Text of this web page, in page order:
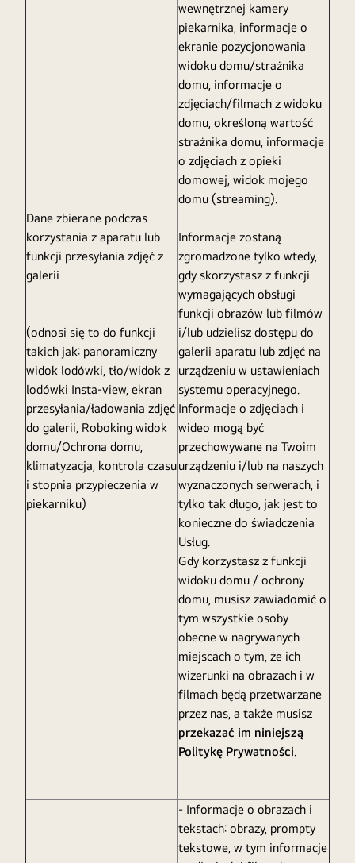
Dane zbierane podczas
korzystania z aparatu lub
funkcji przesyłania zdjęć z
galerii
(odnosi się to do funkcji
takich jak: panoramiczny
widok lodówki, tło/widok z
lodówki Insta-view, ekran
przesyłania/ładowania zdjęć
do galerii, Roboking widok
domu/Ochrona domu,
klimatyzacja, kontrola czasu
i stopnia przypieczenia w
piekarniku)
wewnętrznej kamery
piekarnika, informacje o
ekranie pozycjonowania
widoku domu/strażnika
domu, informacje o
zdjęciach/filmach z widoku
domu, określoną wartość
strażnika domu, informacje
o zdjęciach z opieki
domowej, widok mojego
domu (streaming).
Informacje zostaną
zgromadzone tylko wtedy,
gdy skorzystasz z funkcji
wymagających obsługi
funkcji obrazów lub filmów
i/lub udzielisz dostępu do
galerii aparatu lub zdjęć na
urządzeniu w ustawieniach
systemu operacyjnego.
Informacje o zdjęciach i
wideo mogą być
przechowywane na Twoim
urządzeniu i/lub na naszych
wyznaczonych serwerach, i
tylko tak długo, jak jest to
konieczne do świadczenia
Usług.
Gdy korzystasz z funkcji
widoku domu / ochrony
domu, musisz zawiadomić o
tym wszystkie osoby
obecne w nagrywanych
miejscach o tym, że ich
wizerunki na obrazach i w
filmach będą przetwarzane
przez nas, a także musisz
przekazać im niniejszą
Politykę Prywatności.
- Informacje o obrazach i
tekstach: obrazy, prompty
tekstowe, w tym informacje